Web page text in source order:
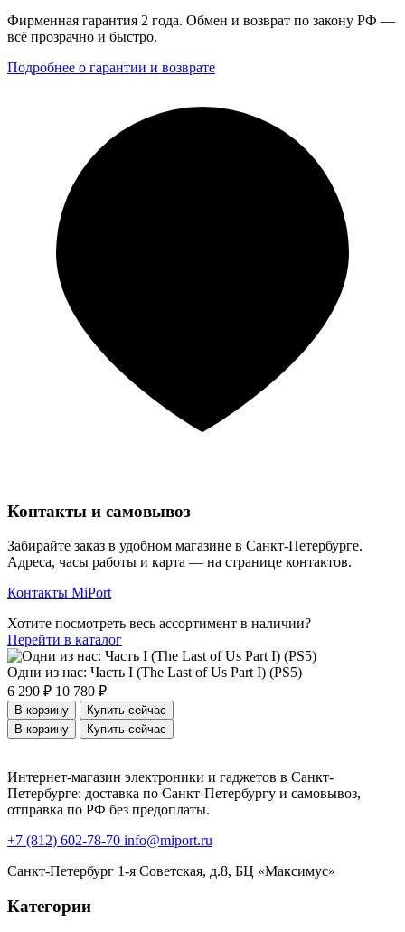
Фирменная гарантия 2 года. Обмен и возврат по закону РФ —
всё прозрачно и быстро.
Подробнее о гарантии и возврате
Контакты и самовывоз
Забирайте заказ в удобном магазине в Санкт-Петербурге.
Адреса, часы работы и карта — на странице контактов.
Контакты MiPort
Хотите посмотреть весь ассортимент в наличии?
Перейти в каталог
Одни из нас: Часть I (The Last of Us Part I) (PS5)
6 290 ₽ 10 780 ₽
В корзину
Купить сейчас
В корзину
Купить сейчас
Интернет-магазин электроники и гаджетов в Санкт-
Петербурге: доставка по Санкт-Петербургу и самовывоз,
отправка по РФ без предоплаты.
+7 (812) 602-78-70 info@miport.ru
Санкт-Петербург 1-я Советская, д.8, БЦ «Максимус»
Категории